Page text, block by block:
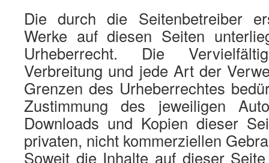
Die durch die Seitenbetreiber
Werke auf diesen Seiten
Urheberrecht. Die
Verbreitung und jede Art der
Grenzen des Urheberrechtes
Zustimmung des jeweiligen
Downloads und Kopien dieser
privaten, nicht kommerziellen
Soweit die Inhalte auf dieser